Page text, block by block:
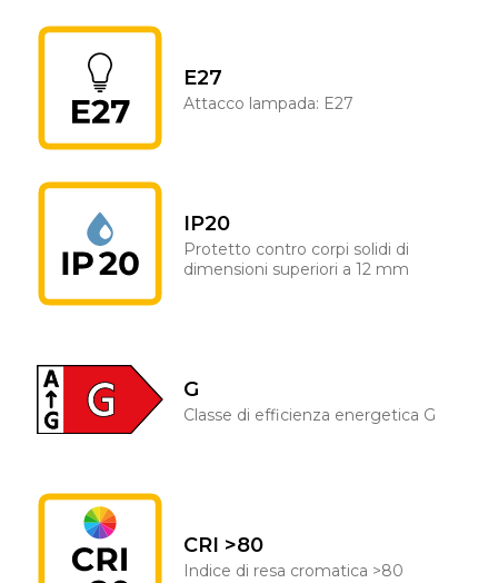
E27
Attacco lampada: E27
IP20
Protetto contro corpi solidi di
dimensioni superiori a 12 mm
G
Classe di efficienza energetica G
CRI >80
Indice di resa cromatica >80